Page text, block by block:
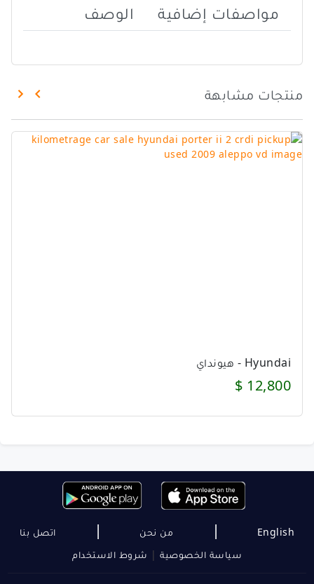
مواصفات إضافية
الوصف
منتجات مشابهة
Hyundai - هيونداي
12,800 $
English
| من نحن |
اتصل بنا
سياسة الخصوصية | شروط الاستخدام